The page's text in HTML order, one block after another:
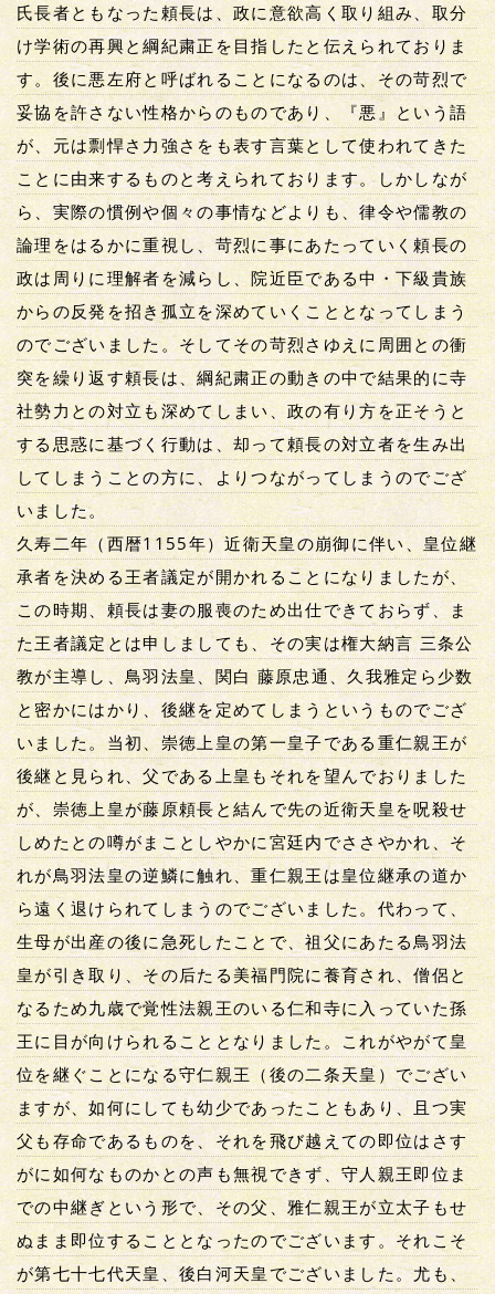
氏長者ともなった頼長は、政に意欲高く取り組み、取分
け学術の再興と綱紀粛正を目指したと伝えられておりま
す。後に悪左府と呼ばれることになるのは、その苛烈で
妥協を許さない性格からのものであり、『悪』という語
が、元は剽悍さ力強さをも表す言葉として使われてきた
ことに由来するものと考えられております。しかしなが
ら、実際の慣例や個々の事情などよりも、律令や儒教の
論理をはるかに重視し、苛烈に事にあたっていく頼長の
政は周りに理解者を減らし、院近臣である中・下級貴族
からの反発を招き孤立を深めていくこととなってしまう
のでございました。そしてその苛烈さゆえに周囲との衝
突を繰り返す頼長は、綱紀粛正の動きの中で結果的に寺
社勢力との対立も深めてしまい、政の有り方を正そうと
する思惑に基づく行動は、却って頼長の対立者を生み出
してしまうことの方に、よりつながってしまうのでござ
いました。
久寿二年（西暦1155年）近衛天皇の崩御に伴い、皇位継
承者を決める王者議定が開かれることになりましたが、
この時期、頼長は妻の服喪のため出仕できておらず、ま
た王者議定とは申しましても、その実は権大納言 三条公
教が主導し、鳥羽法皇、関白 藤原忠通、久我雅定ら少数
と密かにはかり、後継を定めてしまうというものでござ
いました。当初、崇徳上皇の第一皇子である重仁親王が
後継と見られ、父である上皇もそれを望んでおりました
が、崇徳上皇が藤原頼長と結んで先の近衛天皇を呪殺せ
しめたとの噂がまことしやかに宮廷内でささやかれ、そ
れが鳥羽法皇の逆鱗に触れ、重仁親王は皇位継承の道か
ら遠く退けられてしまうのでございました。代わって、
生母が出産の後に急死したことで、祖父にあたる鳥羽法
皇が引き取り、その后たる美福門院に養育され、僧侶と
なるため九歳で覚性法親王のいる仁和寺に入っていた孫
王に目が向けられることとなりました。これがやがて皇
位を継ぐことになる守仁親王（後の二条天皇）でござい
ますが、如何にしても幼少であったこともあり、且つ実
父も存命であるものを、それを飛び越えての即位はさす
がに如何なものかとの声も無視できず、守人親王即位ま
での中継ぎという形で、その父、雅仁親王が立太子もせ
ぬまま即位することとなったのでございます。それこそ
が第七十七代天皇、後白河天皇でございました。尤も、